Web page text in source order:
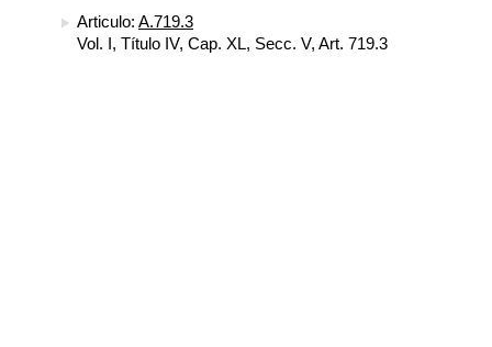
Articulo: A.719.3
Vol. I, Título IV, Cap. XL, Secc. V, Art. 719.3